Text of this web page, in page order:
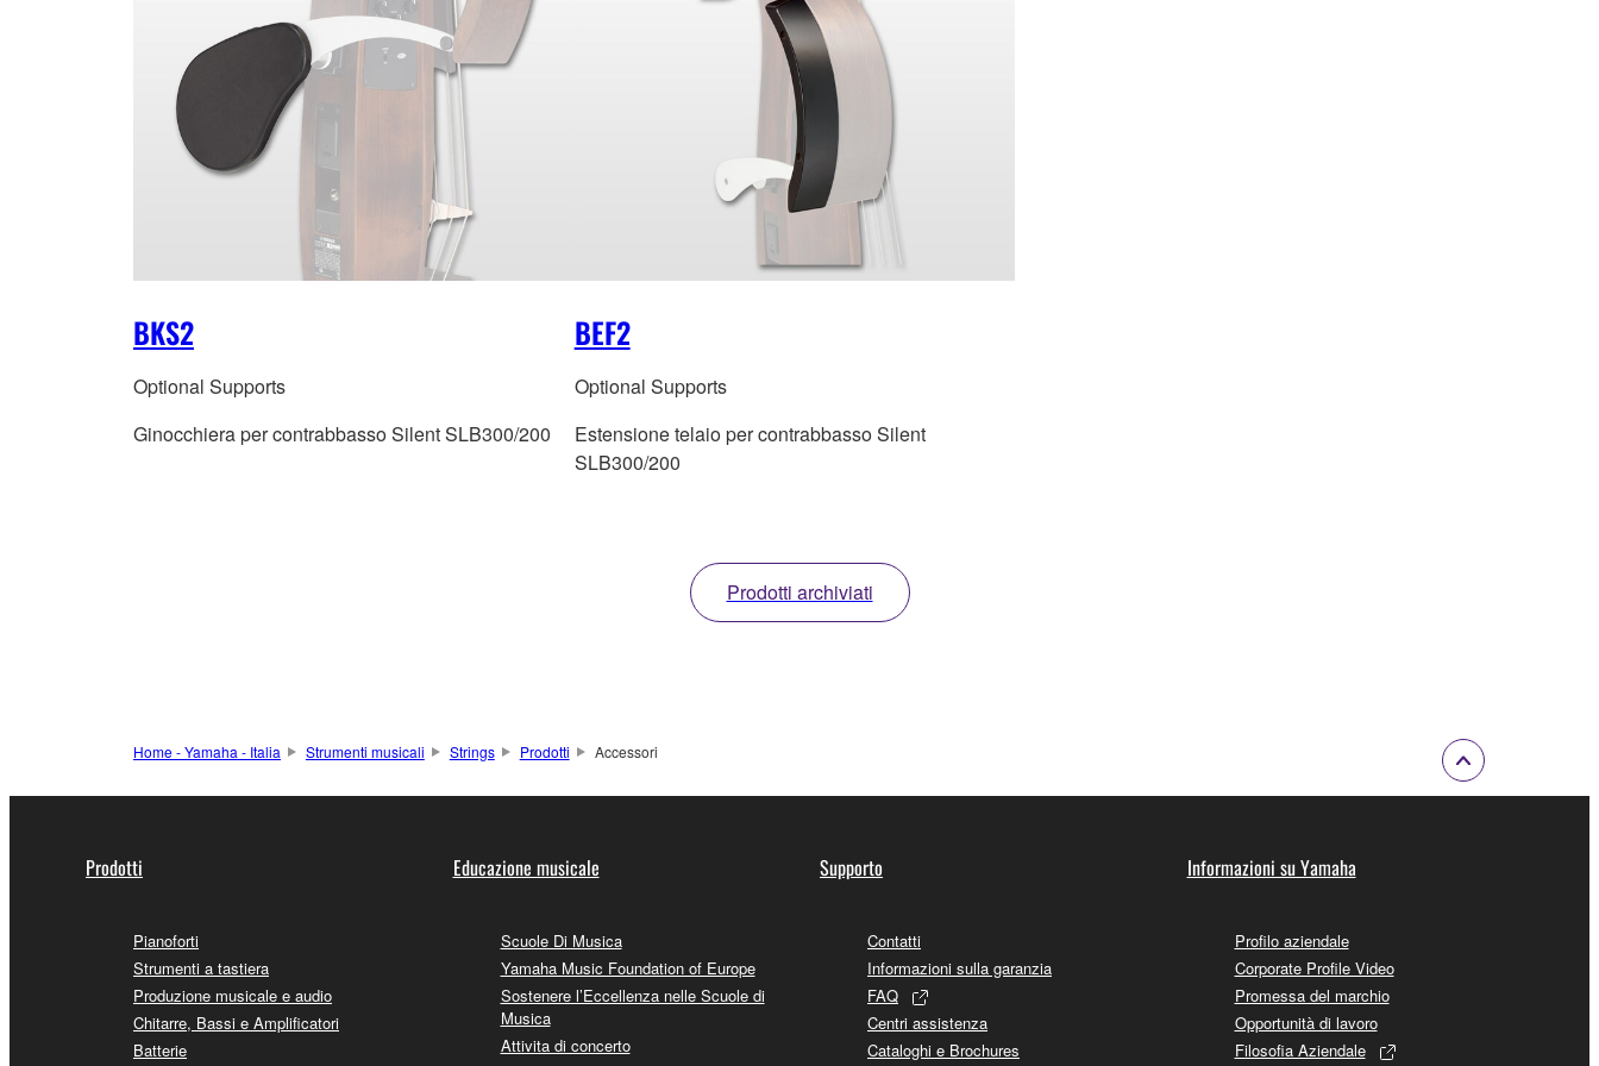
BKS2
Optional Supports
Ginocchiera per contrabbasso Silent SLB300/200
BEF2
Optional Supports
Estensione telaio per contrabbasso Silent
SLB300/200
Prodotti archiviati
Home - Yamaha - Italia Strumenti musicali Strings Prodotti Accessori
Prodotti
Pianoforti
Strumenti a tastiera
Produzione musicale e audio
Chitarre, Bassi e Amplificatori
Batterie
Educazione musicale
Scuole Di Musica
Yamaha Music Foundation of Europe
Sostenere l’Eccellenza nelle Scuole di
Musica
Attivita di concerto
Supporto
Contatti
Informazioni sulla garanzia
FAQ
Centri assistenza
Cataloghi e Brochures
Informazioni su Yamaha
Profilo aziendale
Corporate Profile Video
Promessa del marchio
Opportunità di lavoro
Filosofia Aziendale